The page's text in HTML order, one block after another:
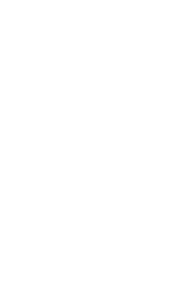
但是就算不是 NIH 的
的专家，或是跟你不存在
，因为基金负责人不太
的专家。
情况下，你可以在同一